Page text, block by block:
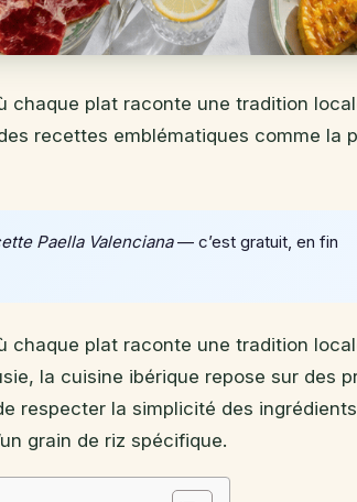
chaque plat raconte une tradition
recettes emblématiques comme la
Paella Valenciana— c’est gratuit, en fin
chaque plat raconte une tradition
la cuisine ibérique repose sur des
respecter la simplicité des
grain de riz spécifique.